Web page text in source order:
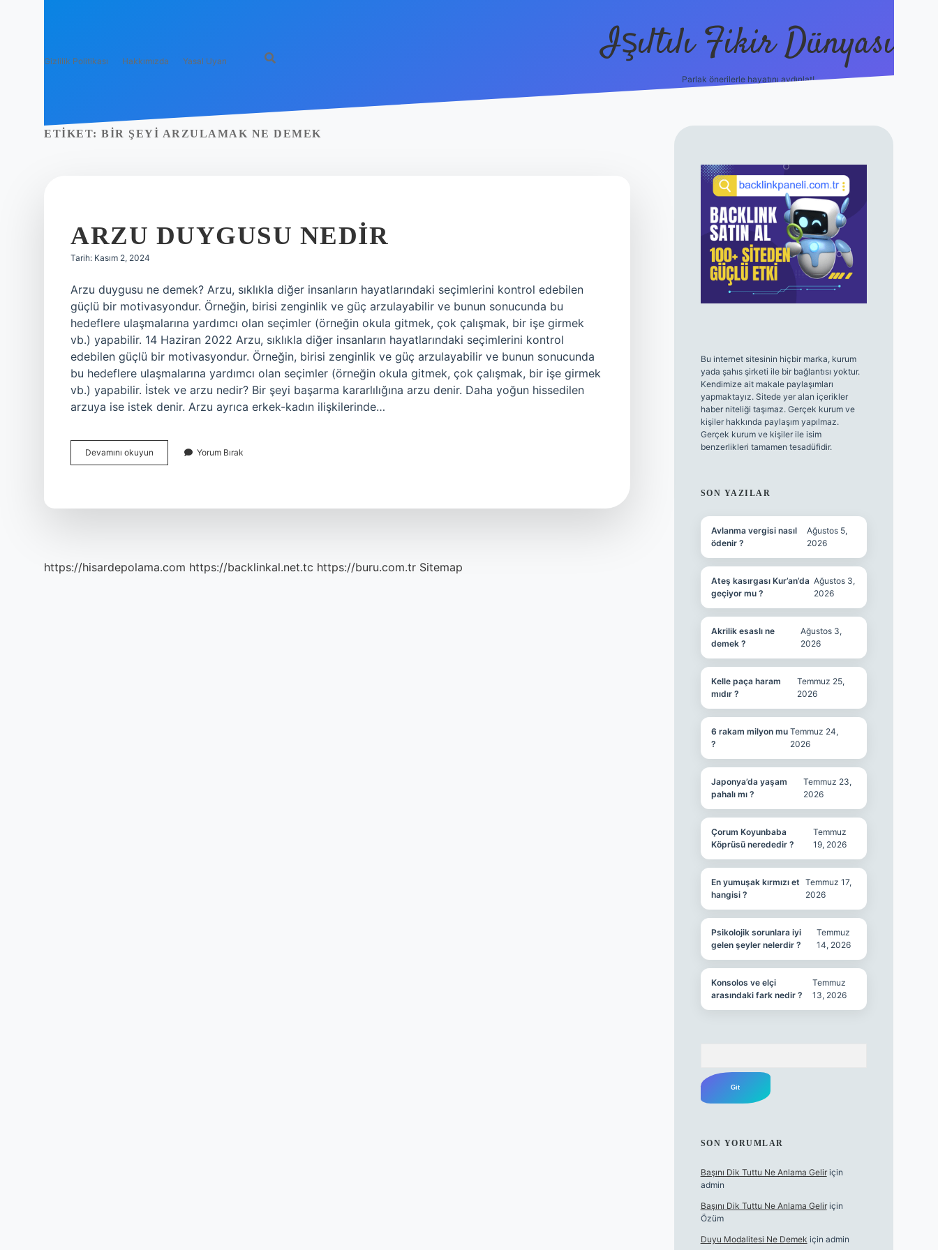
Gizlilik Politikası Hakkımızda Yasal Uyarı Işıltılı Fikir Dünyası
Parlak önerilerle hayatını aydınlat!
ETIKET: BIR ŞEYI ARZULAMAK NE DEMEK
ARZU DUYGUSU NEDIR
Tarih: Kasım 2, 2024
Arzu duygusu ne demek? Arzu, sıklıkla diğer insanların hayatlarındaki seçimlerini kontrol edebilen
güçlü bir motivasyondur. Örneğin, birisi zenginlik ve güç arzulayabilir ve bunun sonucunda bu
hedeflere ulaşmalarına yardımcı olan seçimler (örneğin okula gitmek, çok çalışmak, bir işe girmek
vb.) yapabilir. 14 Haziran 2022 Arzu, sıklıkla diğer insanların hayatlarındaki seçimlerini kontrol
edebilen güçlü bir motivasyondur. Örneğin, birisi zenginlik ve güç arzulayabilir ve bunun sonucunda
bu hedeflere ulaşmalarına yardımcı olan seçimler (örneğin okula gitmek, çok çalışmak, bir işe girmek
vb.) yapabilir. İstek ve arzu nedir? Bir şeyi başarma kararlılığına arzu denir. Daha yoğun hissedilen
arzuya ise istek denir. Arzu ayrıca erkek-kadın ilişkilerinde…
Devamını okuyun
Duygusu
Yorum Bırak
https://hisardepolama.com https://backlinkal.net.tc https://buru.com.tr Sitemap
SIDEBAR
Bu internet sitesinin hiçbir marka, kurum
yada şahıs şirketi ile bir bağlantısı yoktur.
Kendimize ait makale paylaşımları
yapmaktayız. Sitede yer alan içerikler
haber niteliği taşımaz. Gerçek kurum ve
kişiler hakkında paylaşım yapılmaz.
Gerçek kurum ve kişiler ile isim
benzerlikleri tamamen tesadüfidir.
SON YAZILAR
Avlanma vergisi nasıl
ödenir ?
Ağustos 5,
2026
Ateş kasırgası Kur’an’da
geçiyor mu ?
Ağustos 3,
2026
Akrilik esaslı ne
demek ?
Ağustos 3,
2026
Kelle paça haram
mıdır ?
Temmuz 25,
2026
6 rakam milyon mu
?
Temmuz 24,
2026
Japonya’da yaşam
pahalı mı ?
Temmuz 23,
2026
Çorum Koyunbaba
Köprüsü nerededir ?
Temmuz
19, 2026
En yumuşak kırmızı et
hangisi ?
Temmuz 17,
2026
Psikolojik sorunlara iyi
gelen şeyler nelerdir ?
Temmuz
14, 2026
Konsolos ve elçi
arasındaki fark nedir ?
Temmuz
13, 2026
SON YORUMLAR
Başını Dik Tuttu Ne Anlama Geliriçin
admin
Başını Dik Tuttu Ne Anlama Geliriçin
Özüm
Duyu Modalitesi Ne Demek için admin
ilbet canlı